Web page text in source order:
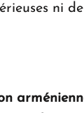
ni